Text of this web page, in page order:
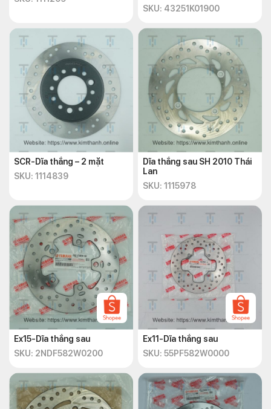
SKU: 43251K01900
SCR-Dĩa thắng – 2 mặt
SKU: 1114839
Dĩa thắng sau SH 2010 Thái
Lan
SKU: 1115978
Ex15-Dĩa thắng sau
SKU: 2NDF582W0200
Ex11-Dĩa thắng sau
SKU: 55PF582W0000